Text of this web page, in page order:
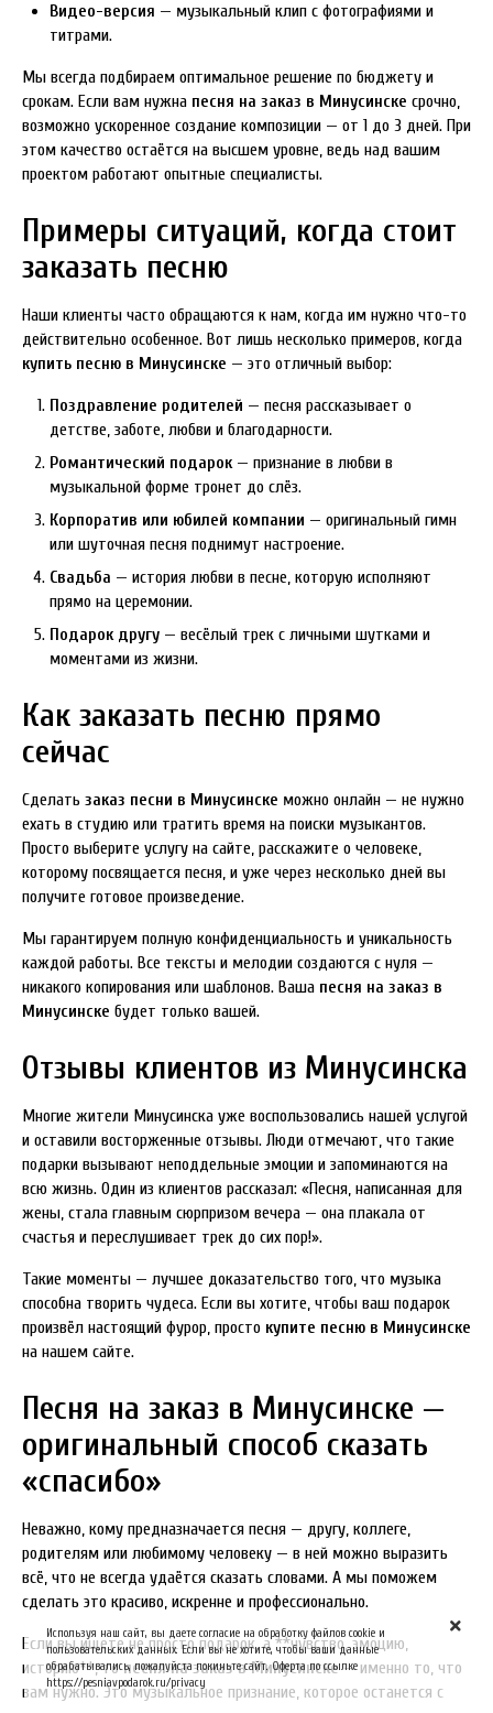
Видео-версия — музыкальный клип с фотографиями и
титрами.
Мы всегда подбираем оптимальное решение по бюджету и
срокам. Если вам нужна песня на заказ в Минусинске срочно,
возможно ускоренное создание композиции — от 1 до 3 дней. При
этом качество остаётся на высшем уровне, ведь над вашим
проектом работают опытные специалисты.
Примеры ситуаций, когда стоит
заказать песню
Наши клиенты часто обращаются к нам, когда им нужно что-то
действительно особенное. Вот лишь несколько примеров, когда
купить песню в Минусинске — это отличный выбор:
Поздравление родителей — песня рассказывает о
детстве, заботе, любви и благодарности.
Романтический подарок— признание в любви в
музыкальной форме тронет до слёз.
Корпоратив или юбилей компании — оригинальный гимн
или шуточная песня поднимут настроение.
Свадьба — история любви в песне, которую исполняют
прямо на церемонии.
Подарок другу — весёлый трек с личными шутками и
моментами из жизни.
Как заказать песню прямо
сейчас
Сделать заказ песни в Минусинске можно онлайн — не нужно
ехать в студию или тратить время на поиски музыкантов.
Просто выберите услугу на сайте, расскажите о человеке,
которому посвящается песня, и уже через несколько дней вы
получите готовое произведение.
Мы гарантируем полную конфиденциальность и уникальность
каждой работы. Все тексты и мелодии создаются с нуля —
никакого копирования или шаблонов. Ваша песня на заказ в
Минусинске будет только вашей.
Отзывы клиентов из Минусинска
Многие жители Минусинска уже воспользовались нашей услугой
и оставили восторженные отзывы. Люди отмечают, что такие
подарки вызывают неподдельные эмоции и запоминаются на
всю жизнь. Один из клиентов рассказал: «Песня, написанная для
жены, стала главным сюрпризом вечера — она плакала от
счастья и переслушивает трек до сих пор!».
Такие моменты — лучшее доказательство того, что музыка
способна творить чудеса. Если вы хотите, чтобы ваш подарок
произвёл настоящий фурор, просто купите песню в Минусинске
на нашем сайте.
Песня на заказ в Минусинске —
оригинальный способ сказать
«спасибо»
Неважно, кому предназначается песня — другу, коллеге,
родителям или любимому человеку — в ней можно выразить
всё, что не всегда удаётся сказать словами. А мы поможем
сделать это красиво, искренне и профессионально.
Если вы ищете не просто подарок, а **чувство, эмоцию,
историю**, топесня на заказ в Минусинске— именно то, что
вам нужно. Это музыкальное признание, которое останется с
Используя наш сайт, вы даете согласие на обработку файлов cookie и
пользовательских данных. Если вы не хотите, чтобы ваши данные
обрабатывались, пожалуйста покиньте сайт. Оферта по ссылке
https://pesniavpodarok.ru/privacy